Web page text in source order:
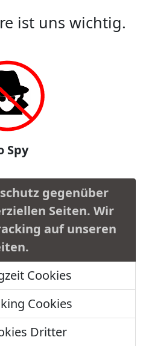
ist uns wichtig.
Spy
gegenüber
Seiten. Wir
auf unseren
Cookies
Cookies
Dritter